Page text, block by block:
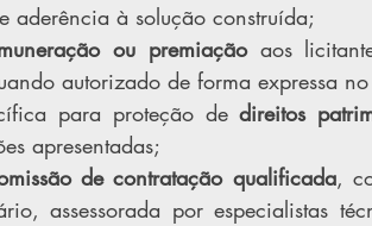
aderência à solução construída;
ou premiação aos
autorizado de forma expressa
para proteção de direitos
apresentadas;
de contratação qualificada,
assessorada por especialistas